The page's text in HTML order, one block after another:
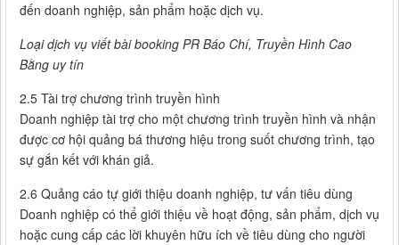
đến doanh nghiệp, sản phẩm hoặc dịch vụ.
Loại dịch vụ viết bài booking PR Báo Chí, Truyền Hình Cao
Bằng uy tín
2.5 Tài trợ chương trình truyền hình
Doanh nghiệp tài trợ cho một chương trình truyền hình và nhận
được cơ hội quảng bá thương hiệu trong suốt chương trình, tạo
sự gắn kết với khán giả.
2.6 Quảng cáo tự giới thiệu doanh nghiệp, tư vấn tiêu dùng
Doanh nghiệp có thể giới thiệu về hoạt động, sản phẩm, dịch vụ
hoặc cung cấp các lời khuyên hữu ích về tiêu dùng cho người